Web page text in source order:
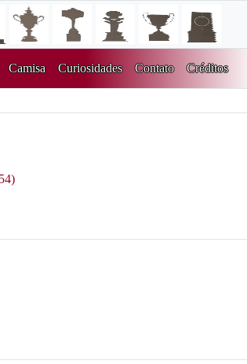
Camisa Curiosidades Contato Créditos